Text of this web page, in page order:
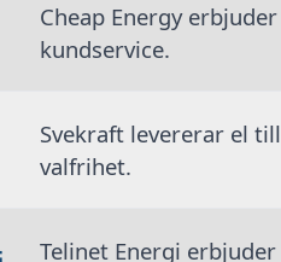
Cheap Energy
kundservice.
Svekraft levererar el
valfrihet.
Telinet Energi